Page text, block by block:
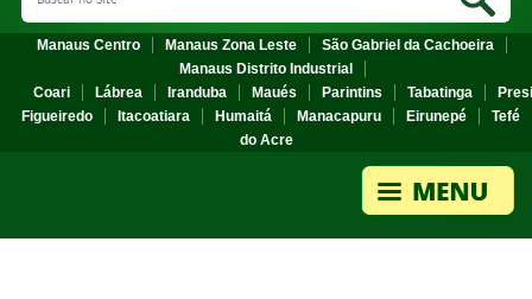
Manaus Centro Manaus Zona Leste
São Gabriel da Cachoeira
Manaus Distrito Industrial
Coari
Lábrea Iranduba Maués Parintins Tabatinga
Figueiredo
Itacoatiara Humaitá Manacapuru Eirunepé
Tefé
do Acre